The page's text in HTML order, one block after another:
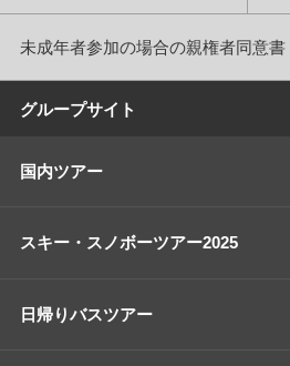
未成年者参加の場合の親権者同意書
グループサイト
国内ツアー
スキー・スノボーツアー2025
日帰りバスツアー